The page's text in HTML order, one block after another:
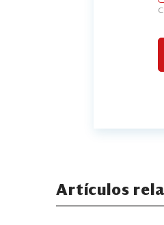
Artículos